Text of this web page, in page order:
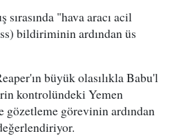
"hava aracı acil
bildiriminin ardından üs
büyük olasılıkla Babu'l
kontrolündeki Yemen
görevinin ardından